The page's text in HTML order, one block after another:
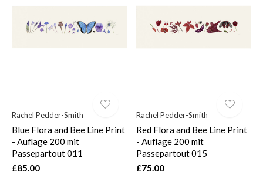
Rachel Pedder-Smith
Blue Flora and Bee Line Print
- Auflage 200 mit
Passepartout 011
£85.00
Rachel Pedder-Smith
Red Flora and Bee Line Print
- Auflage 200 mit
Passepartout 015
£75.00